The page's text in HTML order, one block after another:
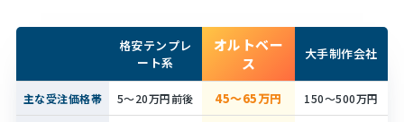
格安テンプレ
ート系
オルトベー
ス
大手制作会社
主な受注価格帯 5～20万円前後 45～65万円 150～500万円